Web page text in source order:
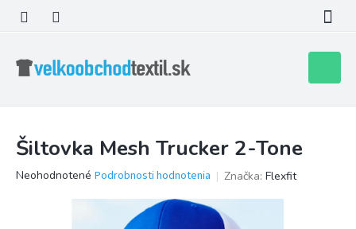
obsah
košík
Šiltovka Mesh Trucker 2-Tone
Priemerné
Neohodnotené Podrobnosti hodnotenia Značka: Flexfit